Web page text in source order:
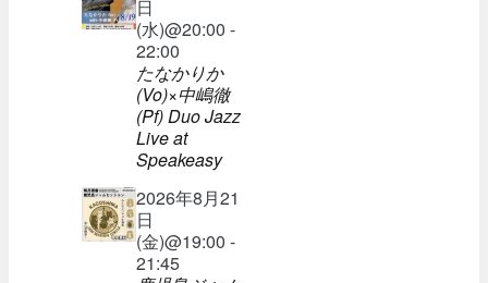
日
(水)@20:00 -
22:00
たなかりか
(Vo)×中嶋徹
(Pf) Duo Jazz
Live at
Speakeasy
2026年8月21
日
(金)@19:00 -
21:45